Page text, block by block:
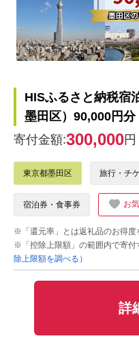
HISふるさと納税宿
墨田区）90,000円分
寄付金額:300,000円
東京都墨田区 旅行・チ
宿泊券・食事券 お
※「還元率」とは返礼品のお得度
※「控除上限額」の範囲内で寄付
除上限額を調べる）
詳